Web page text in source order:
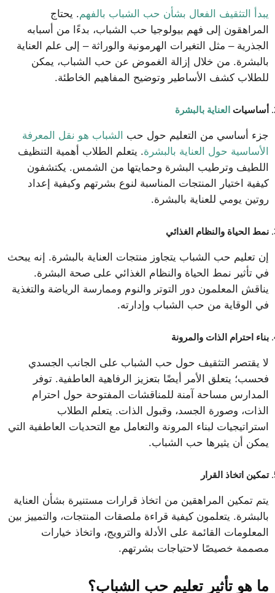
يبدأ التثقيف الفعال بشأن حب الشباب بالفهم. يحتاج
المراهقون إلى فهم بيولوجيا حب الشباب، بدءًا من أسبابه
الجذرية – مثل التغيرات الهرمونية والوراثة – إلى علم العناية
بالبشرة. من خلال إزالة الغموض عن حب الشباب، يمكن
للطلاب كشف الأساطير وتوضيح المفاهيم الخاطئة.
أساسيات العناية بالبشرة
جزء أساسي من التعليم حول حب
الشباب هو نقل المعرفة
الأساسية حول العناية بالبشرة. يتعلم الطلاب أهمية التنظيف
اللطيف وترطيب البشرة وحمايتها من الشمس. يكتشفون
كيفية اختيار المنتجات المناسبة لنوع بشرتهم وكيفية إعداد
روتين يومي للعناية بالبشرة.
نمط الحياة والنظام الغذائي
إن تعليم حب الشباب يتجاوز منتجات العناية بالبشرة. إنه يبحث
في تأثير نمط الحياة والنظام الغذائي على صحة البشرة.
يناقش المعلمون دور التوتر والنوم وممارسة الرياضة والتغذية
في الوقاية من حب الشباب وإدارته.
بناء احترام الذات والمرونة
لا يقتصر التثقيف حول حب الشباب على الجانب الجسدي
فحسب؛ يتعلق الأمر أيضًا بتعزيز الرفاهية العاطفية. توفر
المدارس مساحة آمنة للمناقشات المفتوحة حول احترام
الذات، وصورة الجسد، وقبول الذات. يتعلم الطلاب
استراتيجيات لبناء المرونة والتعامل مع التحديات العاطفية التي
يمكن أن يثيرها حب الشباب.
تمكين اتخاذ القرار
يتم تمكين المراهقين من اتخاذ قرارات مستنيرة بشأن العناية
بالبشرة. يتعلمون كيفية قراءة ملصقات المنتجات، والتمييز بين
المعلومات القائمة على الأدلة والترويج، واتخاذ خيارات
مصممة خصيصًا لاحتياجات بشرتهم.
ما هو تأثير تعليم حب الشباب؟